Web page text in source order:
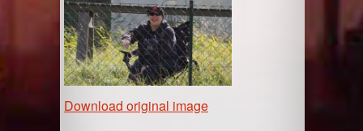
Download original image